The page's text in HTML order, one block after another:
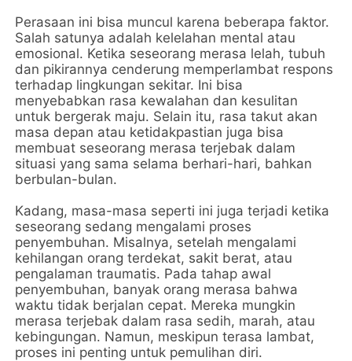
Perasaan ini bisa muncul karena beberapa faktor.
Salah satunya adalah kelelahan mental atau
emosional. Ketika seseorang merasa lelah, tubuh
dan pikirannya cenderung memperlambat respons
terhadap lingkungan sekitar. Ini bisa
menyebabkan rasa kewalahan dan kesulitan
untuk bergerak maju. Selain itu, rasa takut akan
masa depan atau ketidakpastian juga bisa
membuat seseorang merasa terjebak dalam
situasi yang sama selama berhari-hari, bahkan
berbulan-bulan.
Kadang, masa-masa seperti ini juga terjadi ketika
seseorang sedang mengalami proses
penyembuhan. Misalnya, setelah mengalami
kehilangan orang terdekat, sakit berat, atau
pengalaman traumatis. Pada tahap awal
penyembuhan, banyak orang merasa bahwa
waktu tidak berjalan cepat. Mereka mungkin
merasa terjebak dalam rasa sedih, marah, atau
kebingungan. Namun, meskipun terasa lambat,
proses ini penting untuk pemulihan diri.